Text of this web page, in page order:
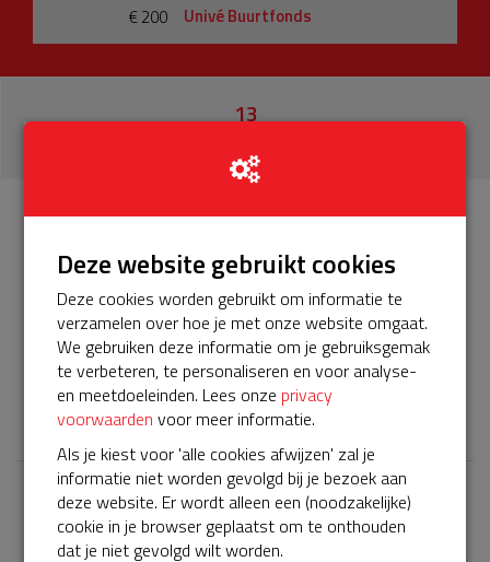
€ 200
Univé Buurtfonds
13
Het servicepakket van onze BuurtAED verloopt bijna en
moet worden verlengd, zodat onze AED gebruiksklaar
blijft. Help je mee? Doneer voor ons servicepakket!
𝕏
Laatste donaties
Bekijk alle
Deze website gebruikt cookies
Deze cookies worden gebruikt om informatie te
verzamelen over hoe je met onze website omgaat.
We gebruiken deze informatie om je gebruiksgemak
te verbeteren, te personaliseren en voor analyse-
en meetdoeleinden. Lees onze privacy
voorwaarden voor meer informatie.
Als je kiest voor 'alle cookies afwijzen' zal je
informatie niet worden gevolgd bij je bezoek aan
deze website. Er wordt alleen een (noodzakelijke)
cookie in je browser geplaatst om te onthouden
dat je niet gevolgd wilt worden.